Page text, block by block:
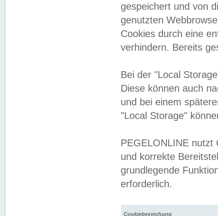
gespeichert und von
genutzten
Cookies durch eine
verhindern. Bereits
Bei der "Local
Diese können auch
und bei einem
"Local Storage"
PEGELONLINE nutzt
und korrekte
grundlegende
erforderlich.
Cookiebezeichung